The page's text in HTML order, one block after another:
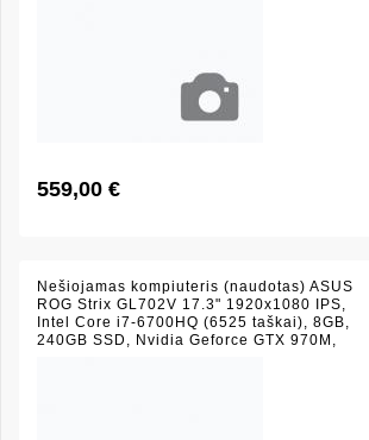
559,00 €
Nešiojamas kompiuteris (naudotas) ASUS
ROG Strix GL702V 17.3" 1920x1080 IPS,
Intel Core i7-6700HQ (6525 taškai), 8GB,
240GB SSD, Nvidia Geforce GTX 970M,